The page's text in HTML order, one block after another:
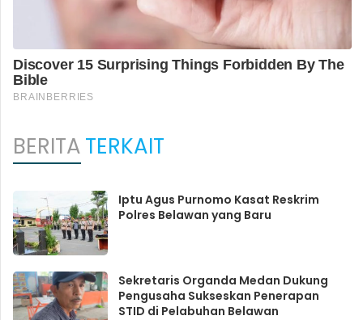
BERITATERKAIT
Iptu Agus Purnomo Kasat Reskrim
Polres Belawan yang Baru
Sekretaris Organda Medan Dukung
Pengusaha Sukseskan Penerapan
STID di Pelabuhan Belawan